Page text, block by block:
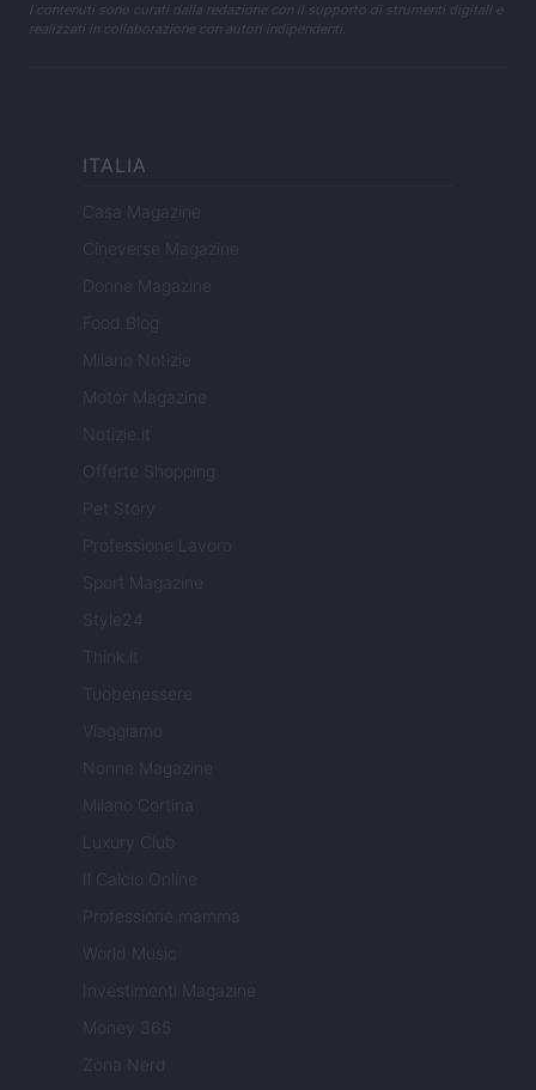
I contenuti sono curati dalla redazione con il supporto di strumenti digitali e
realizzati in collaborazione con autori indipendenti.
ITALIA
Casa Magazine
Cineverse Magazine
Donne Magazine
Food Blog
Milano Notizie
Motor Magazine
Notizie.it
Offerte Shopping
Professione Lavoro
Sport Magazine
Style24
Think.it
Tuobenessere
Viaggiamo
Nonne Magazine
Milano Cortina
Luxury Club
Il Calcio Online
Professione mamma
World Music
Investimenti Magazine
Money 365
Zona Nerd